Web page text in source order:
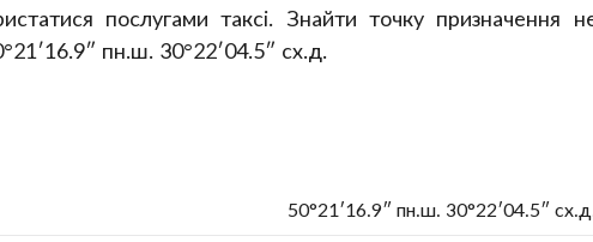
послугами таксі. Знайти точку призначення
пн.ш. 30°22′04.5″ сх.д.
50°21′16.9″ пн.ш. 30°22′04.5″